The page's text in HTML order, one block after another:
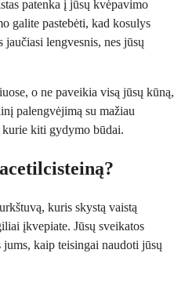
patenka į jūsų kvėpavimo
galite pastebėti, kad kosulys
lengvesnis, nes jūsų
o ne paveikia visą jūsų kūną,
palengvėjimą su mažiau
kiti gydymo būdai.
kuris skystą vaistą
įkvepiate. Jūsų sveikatos
kaip teisingai naudoti jūsų